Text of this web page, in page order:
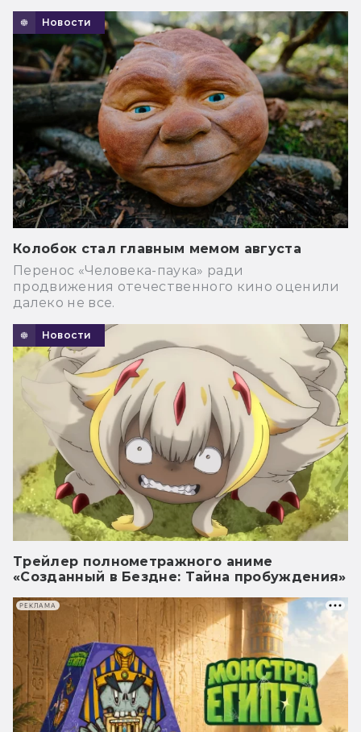
Новости
Колобок стал главным мемом августа
Перенос «Человека-паука» ради
продвижения отечественного кино оценили
далеко не все.
Новости
Трейлер полнометражного аниме
«Созданный в Бездне: Тайна пробуждения»
РЕКЛАМА